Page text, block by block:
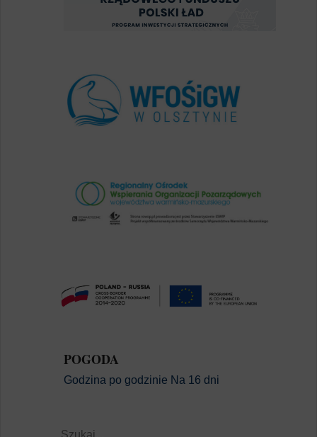
POGODA
Godzina po godzinie Na 16 dni